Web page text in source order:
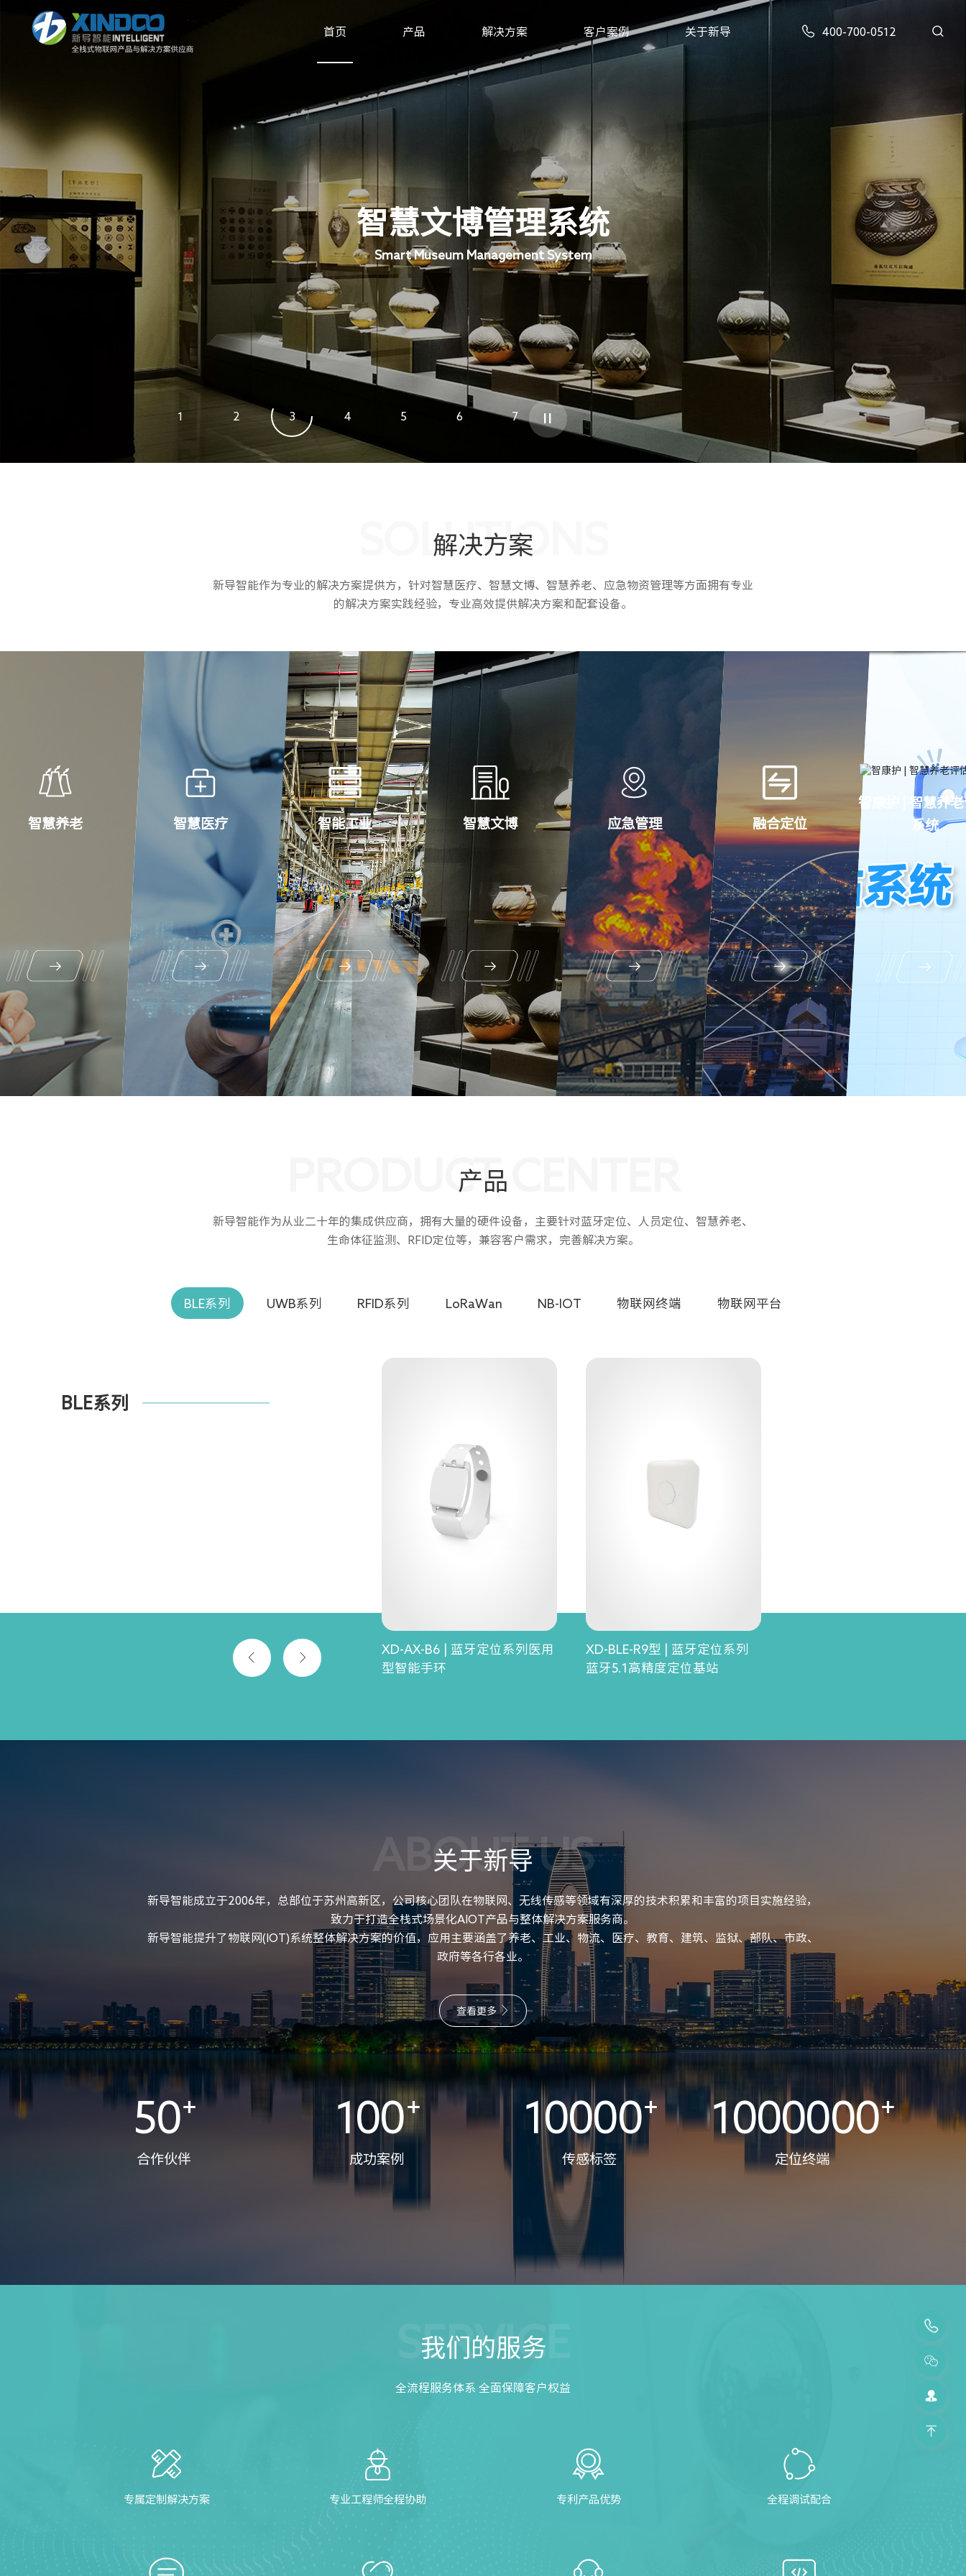
400-700-0512
首页 产品 解决方案 客户案例 关于新导
智慧文博管理系统
Smart Museum Management System
1 2 3 4 5 6 7
解决方案
SOLUTIONS
新导智能作为专业的解决方案提供方，针对智慧医疗、智慧文博、智慧养老、应急物资管理等方面拥有专业
的解决方案实践经验，专业高效提供解决方案和配套设备。
智慧养老 智慧医疗 智能工业 智慧文博 应急管理 融合定位
智康护 | 智慧养
系统
产品
PRODUCT CENTER
新导智能作为从业二十年的集成供应商，拥有大量的硬件设备，主要针对蓝牙定位、人员定位、智慧养老、
生命体征监测、RFID定位等，兼容客户需求，完善解决方案。
BLE系列 UWB系列 RFID系列 LoRaWan NB-IOT 物联网终端 物联网平台
BLE系列
XD-AX-B6 | 蓝牙定位系列医用
型智能手环
XD-BLE-R9型 | 蓝牙定位系列
蓝牙5.1高精度定位基站
关于新导
ABOUT US
新导智能成立于2006年，总部位于苏州高新区，公司核心团队在物联网、无线传感等领域有深厚的技术积累和丰富的项目实施经验，
致力于打造全栈式场景化AIOT产品与整体解决方案服务商。
新导智能提升了物联网(IOT)系统整体解决方案的价值，应用主要涵盖了养老、工业、物流、医疗、教育、建筑、监狱、部队、市政、
政府等各行各业。
查看更多
50⁺
合作伙伴
100⁺
成功案例
10000⁺
传感标签
1000000⁺
定位终端
我们的服务
SERVICE
全流程服务体系 全面保障客户权益
专属定制解决方案 专业工程师全程协助 专利产品优势 全程调试配合